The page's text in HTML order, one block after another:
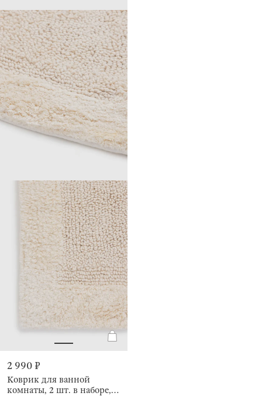
2 990 ₽
Коврик для ванной
комнаты, 2 шт. в наборе,